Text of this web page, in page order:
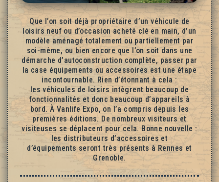
Que l’on soit déjà propriétaire d’un véhicule de
loisirs neuf ou d’occasion acheté clé en main, d’un
modèle aménagé totalement ou partiellement par
soi-même, ou bien encore que l’on soit dans une
démarche d’autoconstruction complète, passer par
la case équipements ou accessoires est une étape
incontournable. Rien d’étonnant à cela :
les véhicules de loisirs intègrent beaucoup de
fonctionnalités et donc beaucoup d’appareils à
bord. À Vanlife Expo, on l’a compris depuis les
premières éditions. De nombreux visiteurs et
visiteuses se déplacent pour cela. Bonne nouvelle :
les distributeurs d’accessoires et
d’équipements seront très présents à Rennes et
Grenoble.